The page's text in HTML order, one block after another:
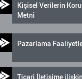
Kişisel Verilerin
Metni
Pazarlama
Ticari İletişime